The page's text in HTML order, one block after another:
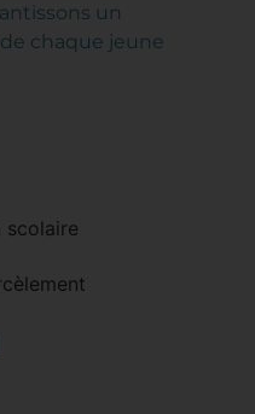
un
chaque jeune